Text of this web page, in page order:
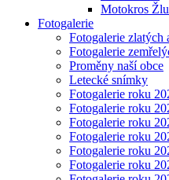
Motokros
Fotogalerie
Fotogalerie zlatých
Fotogalerie
Proměny naší obce
Letecké snímky
Fotogalerie roku
Fotogalerie roku
Fotogalerie roku
Fotogalerie roku
Fotogalerie roku
Fotogalerie roku